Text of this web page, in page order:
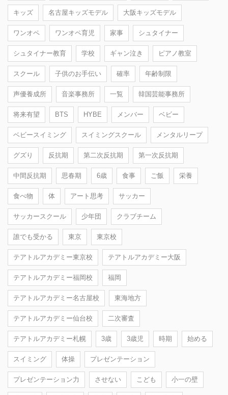
キッズ 名古屋キッズモデル 大阪キッズモデル
ワンオペ ワンオペ育児 家事 シュタイナー
シュタイナー教育 学校 ギャン泣き ピアノ教室
スクール 子供のお手伝い 確率 年齢制限
声優養成所 音楽事務所 一覧 韓国芸能事務所
将来有望 BTS HYBE メンバー ベビー
ベビースイミング スイミングスクール メンタルリープ
グズり 反抗期 第二次反抗期 第一次反抗期
中間反抗期 思春期 6歳 食事 ご飯 栄養
食べ物 体 アート思考 サッカー
サッカースクール 少年団 クラブチーム
誰でも受かる 東京 東京校
テアトルアカデミー東京校 テアトルアカデミー大阪
テアトルアカデミー福岡校 福岡
テアトルアカデミー名古屋校 東海地方
テアトルアカデミー仙台校 二次審査
テアトルアカデミー札幌 3歳 3歳児 時期 始める
スイミング 体操 プレゼンテーション
プレゼンテーション力 させない こども 小一の壁